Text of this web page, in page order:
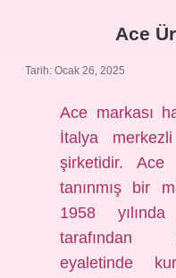
Ace
Tarih: Ocak 26, 2025
Ace markası
İtalya
şirketidir.
tanınmış bir
1958
tarafından
eyaletinde